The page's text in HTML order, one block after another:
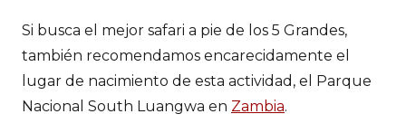
Si busca el mejor safari a pie de los 5 Grandes,
también recomendamos encarecidamente el
lugar de nacimiento de esta actividad, el Parque
Nacional South Luangwa en Zambia.